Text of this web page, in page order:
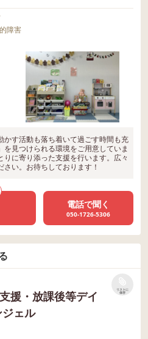
障害
かす活動も落ち着いて過ごす時間も充
見つけられる環境をご用意していま
に寄り添った支援を行います。広々
い。お待ちしております！
電話で聞く
050-1726-5306
援・放課後等デイ
ェル
リストに
保存